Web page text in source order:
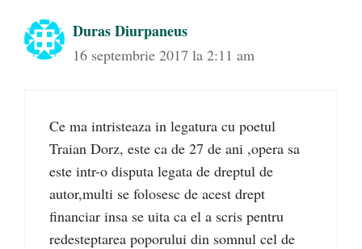
Duras Diurpaneus
16 septembrie 2017 la 2:11 am
Ce ma intristeaza in legatura cu poetul
Traian Dorz, este ca de 27 de ani ,opera sa
este intr-o disputa legata de dreptul de
autor,multi se folosesc de acest drept
financiar insa se uita ca el a scris pentru
redesteptarea poporului din somnul cel de